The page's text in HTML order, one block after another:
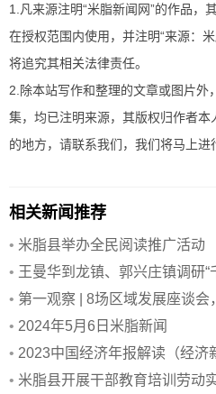
1.凡来源注明“米脂新闻网”的作品，
在授权范围内使用，并注明“来源：
将追究其相关法律责任。
2.除本站写作和整理的文章或图片外
集，均已注明来源，其版权归作者
的地方，请联系我们，我们将马上进
相关新闻推荐
• 米脂县举办全民阅读推广活动
• 王曼华到龙镇、郭兴庄镇调研
• 第一观察 | 8场区域发展座谈
• 2024年5月6日米脂新闻
• 2023中国经济年报解读（经济
• 米脂县开展干部教育培训劳动